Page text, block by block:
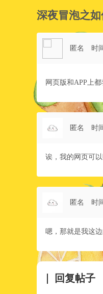
深夜冒泡之
匿名 时
网页版和APP上
匿名 时
诶，我的网页可
匿名 时
嗯，那就是我这
回复帖子